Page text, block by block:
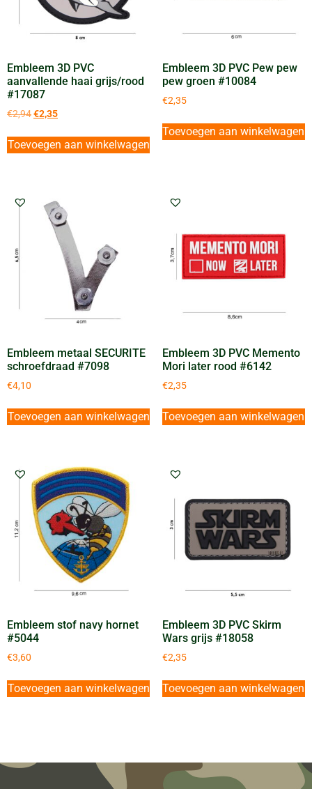
Embleem 3D PVC
aanvallende haai grijs/rood
#17087
€2,94€2,35
Toevoegen aan winkelwagen
Embleem 3D PVC Pew pew
pew groen #10084
€2,35
Toevoegen aan winkelwagen
Embleem metaal SECURITE
schroefdraad #7098
€4,10
Toevoegen aan winkelwagen
Embleem 3D PVC Memento
Mori later rood #6142
€2,35
Toevoegen aan winkelwagen
Embleem stof navy hornet
#5044
€3,60
Toevoegen aan winkelwagen
Embleem 3D PVC Skirm
Wars grijs #18058
€2,35
Toevoegen aan winkelwagen